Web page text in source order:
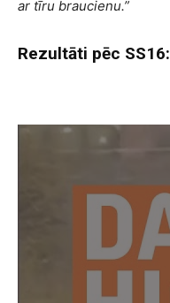
ar tīru braucienu.”
Rezultāti pēc SS16: